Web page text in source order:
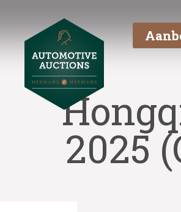
2025